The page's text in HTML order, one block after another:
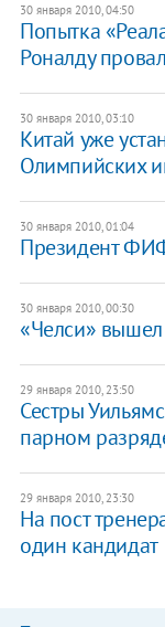
30 января 2010, 04:50
Попытка
Роналду
30 января 2010, 03:10
Китай уже
Олимпийских
30 января 2010, 01:04
Президент
30 января 2010, 00:30
«Челси»
29 января 2010, 23:50
Сестры
парном
29 января 2010, 23:30
На пост
один кандидат